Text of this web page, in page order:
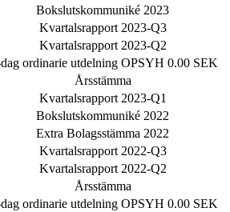
Bokslutskommuniké 2023
Kvartalsrapport 2023-Q3
Kvartalsrapport 2023-Q2
ordinarie utdelning OPSYH 0.00 SEK
Årsstämma
Kvartalsrapport 2023-Q1
Bokslutskommuniké 2022
Extra Bolagsstämma 2022
Kvartalsrapport 2022-Q3
Kvartalsrapport 2022-Q2
Årsstämma
ordinarie utdelning OPSYH 0.00 SEK